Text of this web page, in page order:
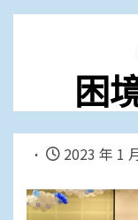
困
2023 年 1